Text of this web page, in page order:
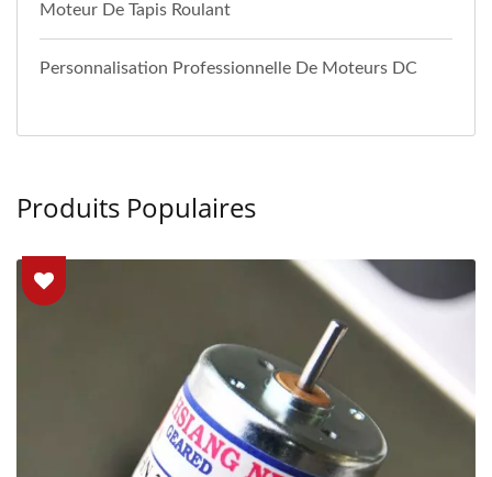
Moteur De Tapis Roulant
Personnalisation Professionnelle De Moteurs DC
Produits Populaires